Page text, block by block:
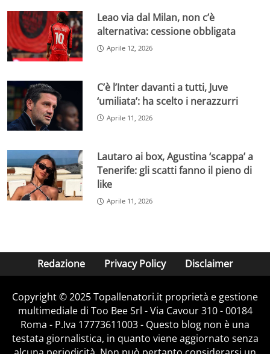
Leao via dal Milan, non c’è
alternativa: cessione obbligata
Aprile 12, 2026
C’è l’Inter davanti a tutti, Juve
‘umiliata’: ha scelto i nerazzurri
Aprile 11, 2026
Lautaro ai box, Agustina ‘scappa’ a
Tenerife: gli scatti fanno il pieno di
like
Aprile 11, 2026
Redazione Privacy Policy Disclaimer
Copyright © 2025 Topallenatori.it proprietà e gestione
multimediale di Too Bee Srl - Via Cavour 310 - 00184
Roma - P.Iva 17773611003 - Questo blog non è una
testata giornalistica, in quanto viene aggiornato senza